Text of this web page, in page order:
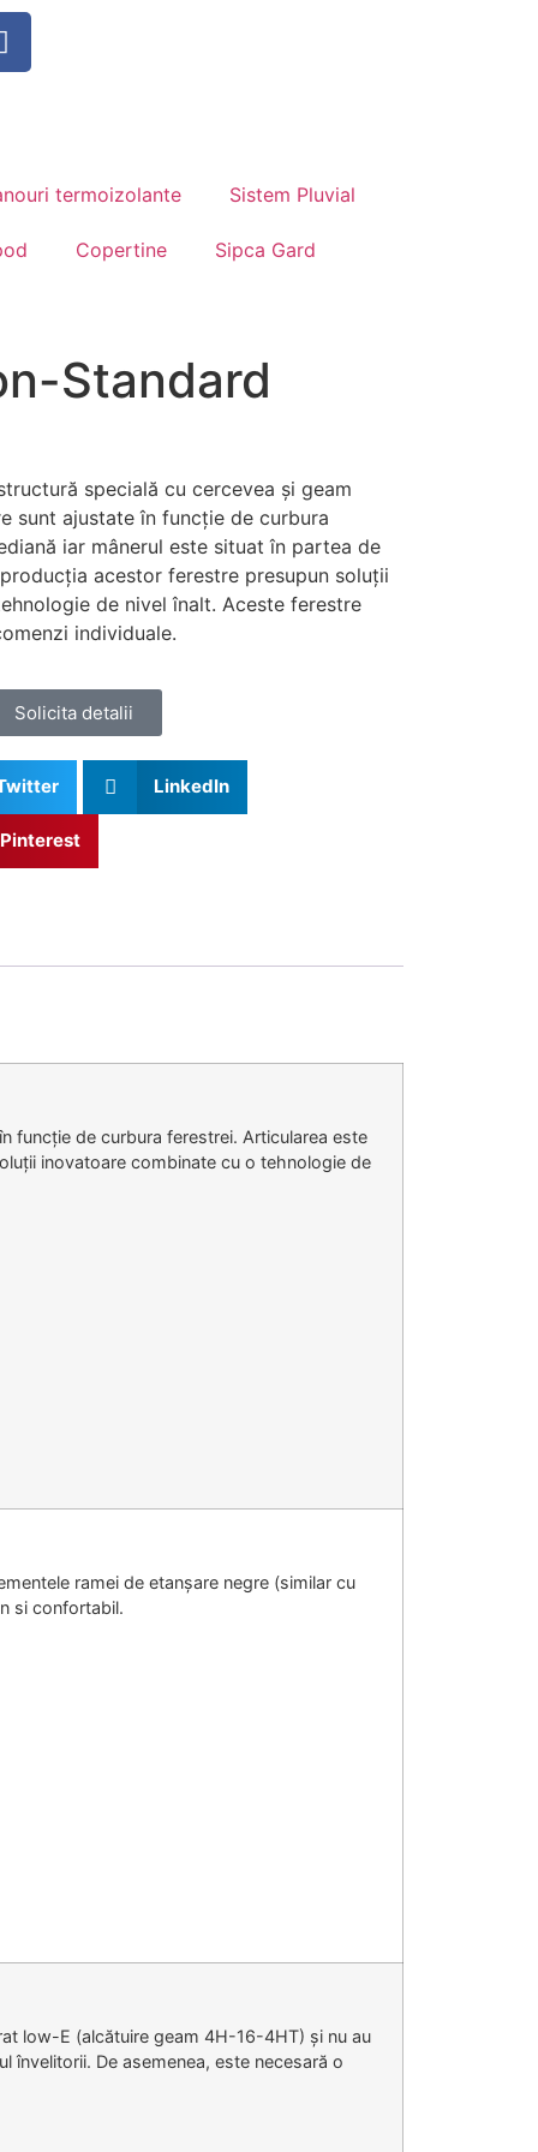
termoizolante Sistem Pluvial
Copertine Sipca Gard
Standard
specială cu cercevea și geam
sunt ajustate în funcție de curbura
iar mânerul este situat în partea de
acestor ferestre presupun soluții
de nivel înalt. Aceste ferestre
individuale.
Solicita detalii
LinkedIn
Pinterest
funcție de curbura ferestrei. Articularea este
inovatoare combinate cu o tehnologie de
ramei de etanșare negre (similar cu
si confortabil.
low-E (alcătuire geam 4H-16-4HT) și nu au
învelitorii. De asemenea, este necesară o